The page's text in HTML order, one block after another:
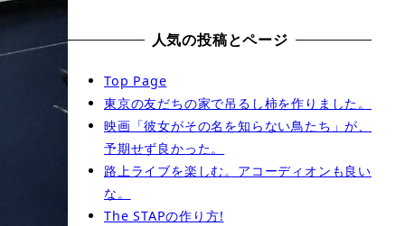
人気の投稿とページ
Top Page
東京の友だちの家で吊るし柿を作りました。
映画「彼女がその名を知らない鳥たち」が、
予期せず良かった。
路上ライブを楽しむ。アコーディオンも良い
な。
The STAPの作り方!